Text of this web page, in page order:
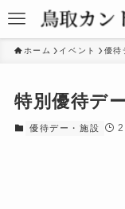
ホーム イベント 優待
特別優待デー
優待デー・施設